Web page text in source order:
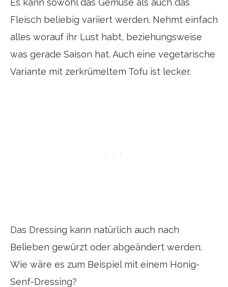
Es kann sowohl das Gemüse als auch das
Fleisch beliebig variiert werden. Nehmt einfach
alles worauf ihr Lust habt, beziehungsweise
was gerade Saison hat. Auch eine vegetarische
Variante mit zerkrümeltem Tofu ist lecker.
Das Dressing kann natürlich auch nach
Belieben gewürzt oder abgeändert werden.
Wie wäre es zum Beispiel mit einem Honig-
Senf-Dressing?